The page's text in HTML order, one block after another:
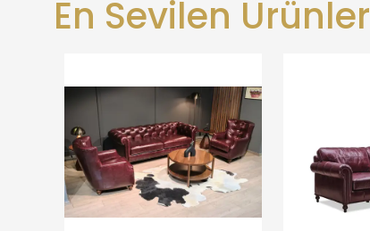
En Sevilen Ürünler